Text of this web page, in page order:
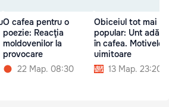
O cafea pentru o
poezie: Reacţia
moldovenilor la
provocare
22 Мар. 08:30
Obiceiul tot mai
popular: Unt
în cafea. Motivele
uimitoare
13 Мар. 23:20